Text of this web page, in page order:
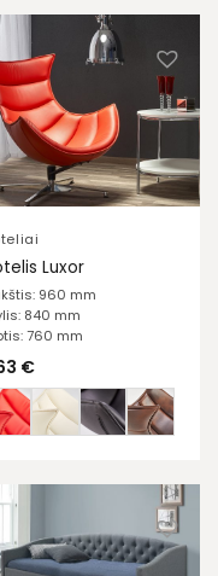
Luxor
960 mm
840 mm
760 mm
€